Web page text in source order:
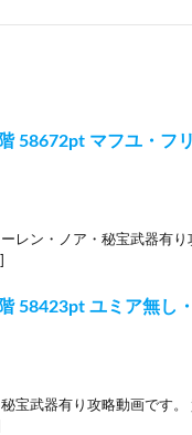
58672pt マフユ・フ
レン・ノア・秘宝武器有
58423pt ユミア無し
宝武器有り攻略動画です